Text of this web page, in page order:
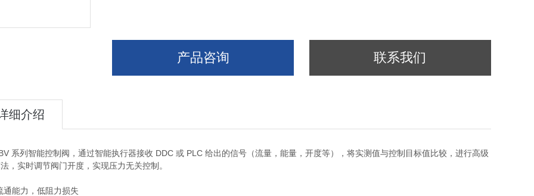
产品咨询 联系我们
细介绍
系列智能控制阀，通过智能执行器接收 DDC 或 PLC 给出的信号（流量，能量，开度等），将实测值与控制目标值比较，进行高级
，实时调节阀门开度，实现压力无关控制。
能力，低阻力损失